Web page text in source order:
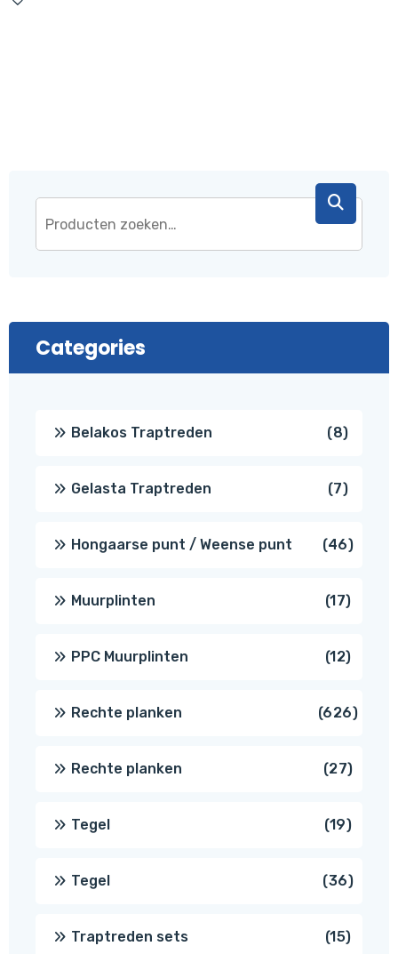
Categories
Belakos Traptreden 88
Gelasta Traptreden 77
Hongaarse punt / Weense punt 4646
Muurplinten 1717
PPC Muurplinten 1212
Rechte planken 626626
Rechte planken 2727
Tegel 1919
Tegel 3636
Traptreden sets 1515